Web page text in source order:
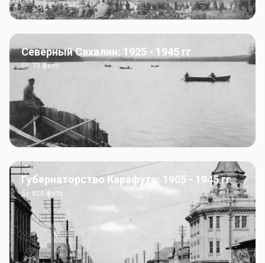
Северный Сахалин: 1925 - 1945 гг
73фото
Губернаторство Карафуто: 1905 - 1945 гг
820 фото